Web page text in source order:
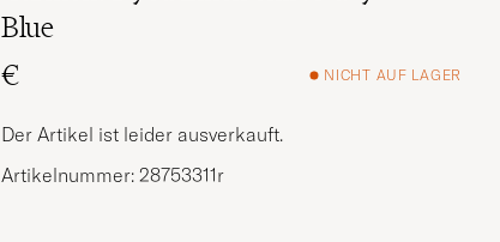
Blue
€
NICHT AUF LAGER
Der Artikel ist leider ausverkauft.
Artikelnummer: 28753311r